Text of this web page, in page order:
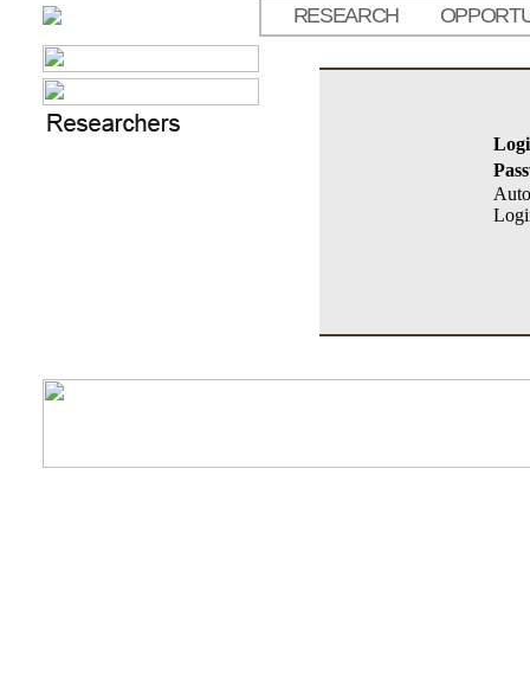
RESEARCH
Auto